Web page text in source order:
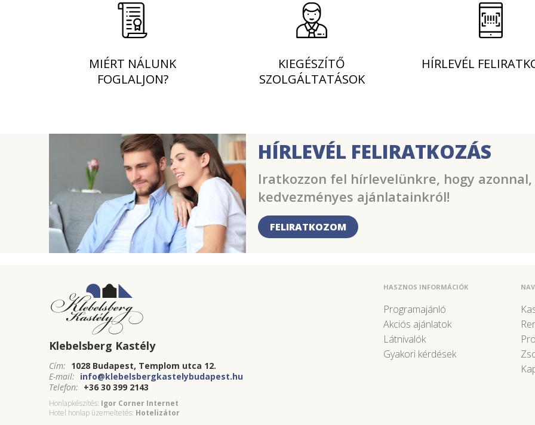
MIÉRT NÁLUNK
FOGLALJON?
KIEGÉSZÍTŐ
SZOLGÁLTATÁSOK
HÍRLEVÉL
HÍRLEVÉL FELIRATKOZÁS
Iratkozzon fel hírlevelünkre, hogy
kedvezményes ajánlatainkról!
FELIRATKOZOM
Klebelsberg Kastély
Cím: 1028 Budapest, Templom utca 12.
E-mail: info@klebelsbergkastelybudapest.hu
Telefon: +36 30 399 2143
Honlapkészítés: Igor Corner Internet
Hotel honlap üzemeltetés: Hotelizátor
HASZNOS INFORMÁCIÓK
Programajánló
Akciós ajánlatok
Látnivalók
Gyakori kérdések